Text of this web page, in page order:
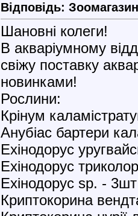
Відповідь:
Шановні колеги!
В акваріумному
свіжу поставку
новинками!
Рослини:
Крінум
Анубіас бартери
Ехінодорус
Ехінодорус
Ехінодорус sp. - 3шт
Криптокорина